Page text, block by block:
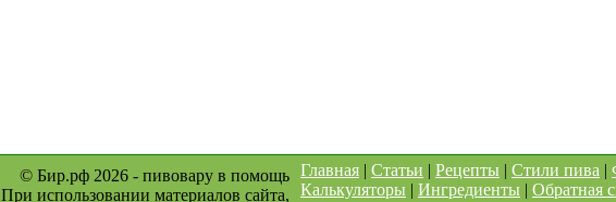
© Бир.рф 2026 - пивовару в помощь
При использовании материалов сайта,
Главная | Статьи | Рецепты | Стили пива |
Калькуляторы | Ингредиенты | Обратная